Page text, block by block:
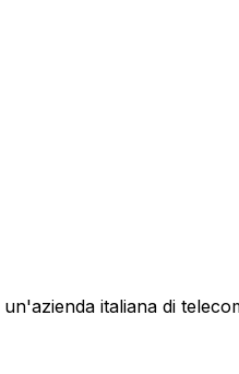
italiana di